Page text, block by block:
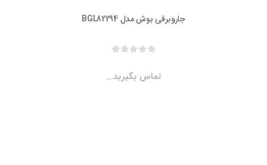
جاروبرقی بوش مدل BGL82294
تماس بگیرید...